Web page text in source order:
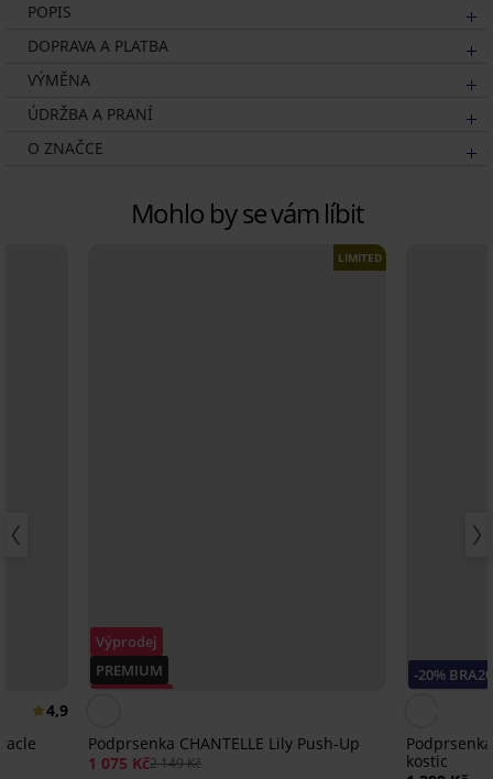
POPIS
DOPRAVA A PLATBA
VÝMĚNA
ÚDRŽBA A PRANÍ
O ZNAČCE
Mohlo by se vám líbit
4,9
Výprodej
PREMIUM
LIMITED
Podprsenka CHANTELLE Lily Push-Up
1 075 Kč2 149 Kč
-20% BRA20
kostic